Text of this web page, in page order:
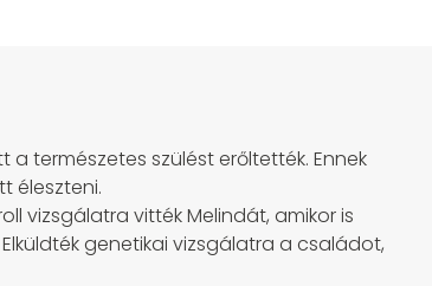
természetes szülést erőltették. Ennek
éleszteni.
vizsgálatra vitték Melindát, amikor is
genetikai vizsgálatra a családot,